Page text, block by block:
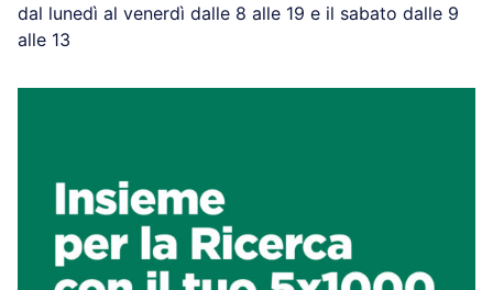
dal lunedì al venerdì dalle 8 alle 19 e il sabato dalle 9
alle 13